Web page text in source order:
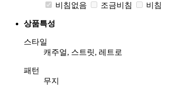
비침없음
조금비침 비침
상품특성
스타일
캐주얼, 스트릿, 레트로
패턴
무지